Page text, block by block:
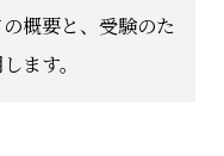
概要と、受験のた
ます。